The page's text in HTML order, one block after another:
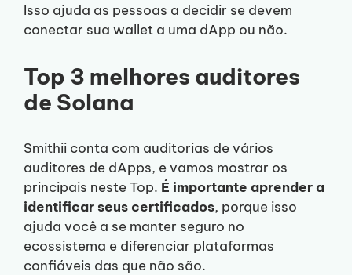
Isso ajuda as pessoas a decidir se devem
conectar sua wallet a uma dApp ou não.
Top 3 melhores auditores
de Solana
Smithii conta com auditorias de vários
auditores de dApps, e vamos mostrar os
principais neste Top. É importante aprender a
identificar seus certificados, porque isso
ajuda você a se manter seguro no
ecossistema e diferenciar plataformas
confiáveis das que não são.